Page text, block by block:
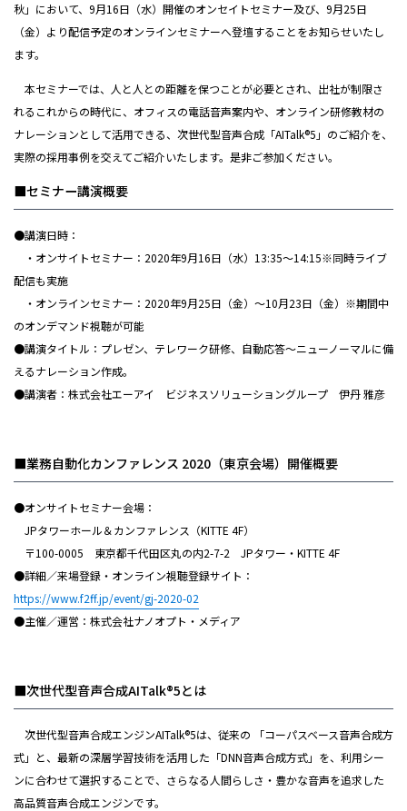
秋」において、9月16日（水）開催のオンセイトセミナー及び、9月25日
（金）より配信予定のオンラインセミナーへ登壇することをお知らせいたし
ます。
本セミナーでは、人と人との距離を保つことが必要とされ、出社が制限さ
れるこれからの時代に、オフィスの電話音声案内や、オンライン研修教材の
ナレーションとして活用できる、次世代型音声合成「AITalk®5」のご紹介を、
実際の採用事例を交えてご紹介いたします。是非ご参加ください。
■セミナー講演概要
●講演日時：
・オンサイトセミナー：2020年9月16日（水）13:35～14:15※同時ライブ
配信も実施
・オンラインセミナー：2020年9月25日（金）～10月23日（金）※期間中
のオンデマンド視聴が可能
●講演タイトル：プレゼン、テレワーク研修、自動応答～ニューノーマルに備
えるナレーション作成。
●講演者：株式会社エーアイ ビジネスソリューショングループ 伊丹 雅彦
■業務自動化カンファレンス 2020（東京会場）開催概要
●オンサイトセミナー会場：
JPタワーホール＆カンファレンス（KITTE 4F）
〒100-0005 東京都千代田区丸の内2-7-2 JPタワー・KITTE 4F
●詳細／来場登録・オンライン視聴登録サイト：
https://www.f2ff.jp/event/gj-2020-02
●主催／運営：株式会社ナノオプト・メディア
■次世代型音声合成AITalk®5とは
次世代型音声合成エンジンAITalk®5は、従来の 「コーパスベース音声合成方
式」と、最新の深層学習技術を活用した「DNN音声合成方式」を、利用シー
ンに合わせて選択することで、さらなる人間らしさ・豊かな音声を追求した
高品質音声合成エンジンです。